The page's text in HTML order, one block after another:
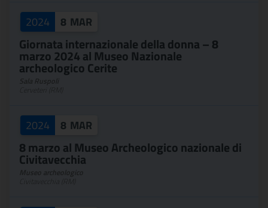
2024 8 MAR
Giornata internazionale della donna – 8
marzo 2024 al Museo Nazionale
archeologico Cerite
2024 8 MAR
8 marzo al Museo Archeologico nazionale di
Civitavecchia